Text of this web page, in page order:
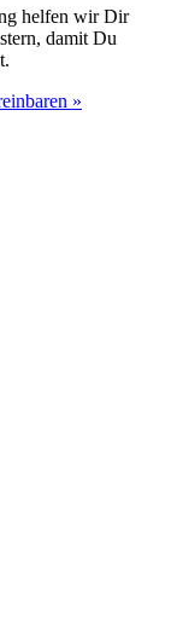
helfen wir Dir
damit Du
»